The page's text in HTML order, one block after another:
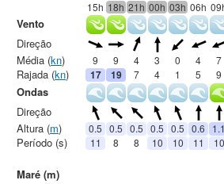
15h 18h 21h 00h 03h 06h
9 9 4 3 0 4 7
17 19 7 4 1 5 9
0.5 0.5 0.5 0.5 0.5 0.6 1.1
11
8 8 10 10 11 10
Vento
Direção
Média (kn)
Rajada (kn)
Ondas
Direção
Altura (m)
Período (s)
Maré (m)